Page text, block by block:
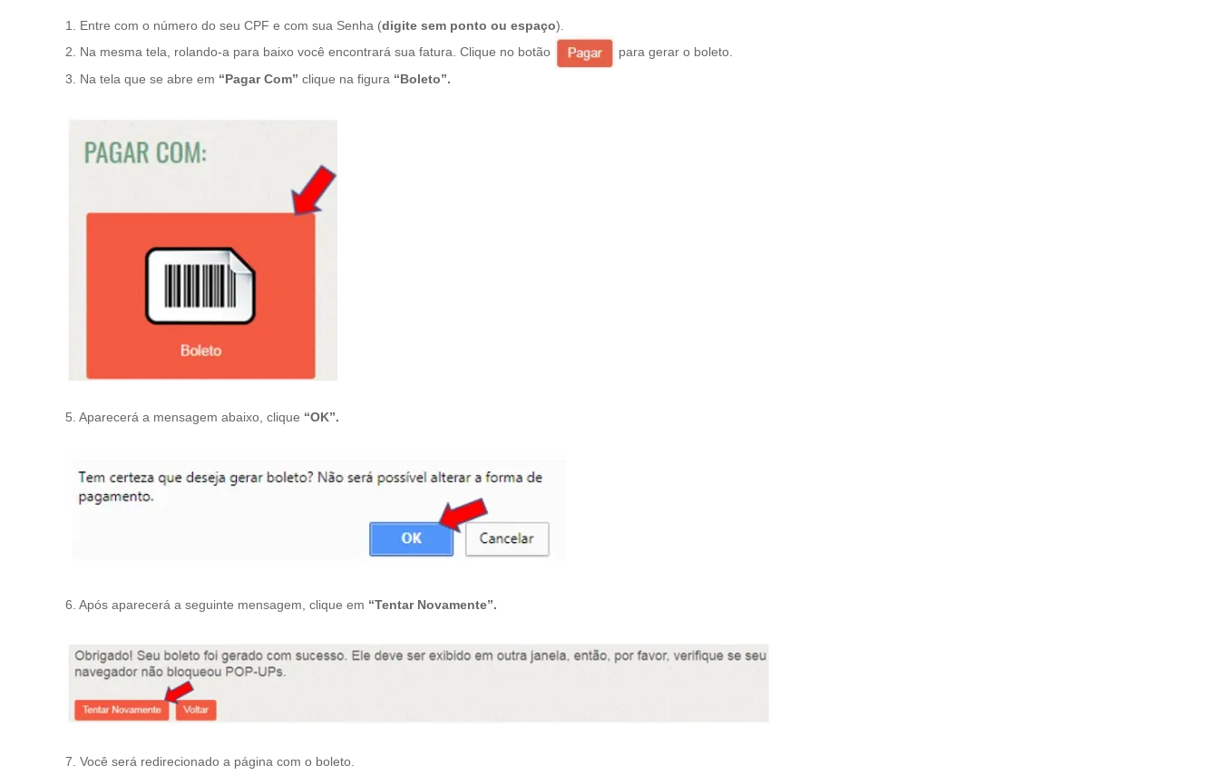
1. Entre com o número do seu CPF e com sua Senha (digite sem ponto ou espaço).
2. Na mesma tela, rolando-a para baixo você encontrará sua fatura. Clique no botão
para gerar o boleto.
3. Na tela que se abre em “Pagar Com” clique na figura “Boleto”.
5. Aparecerá a mensagem abaixo, clique “OK”.
6. Após aparecerá a seguinte mensagem, clique em “Tentar Novamente”.
7. Você será redirecionado a página com o boleto.